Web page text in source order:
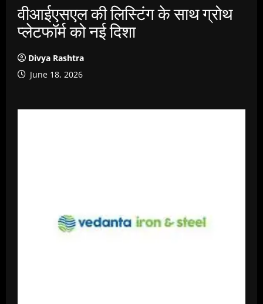
वीआईएसएल की लिस्टिंग के साथ ग्रोथ
प्लेटफॉर्म को नई दिशा
Divya Rashtra
June 18, 2026